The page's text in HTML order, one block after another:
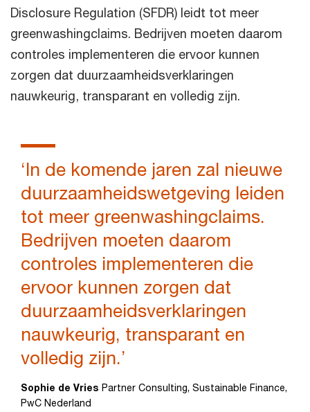
Disclosure Regulation (SFDR) leidt tot meer
greenwashingclaims. Bedrijven moeten daarom
controles implementeren die ervoor kunnen
zorgen dat duurzaamheidsverklaringen
nauwkeurig, transparant en volledig zijn.
‘In de komende jaren zal nieuwe
duurzaamheidswetgeving leiden
tot meer greenwashingclaims.
Bedrijven moeten daarom
controles implementeren die
ervoor kunnen zorgen dat
duurzaamheidsverklaringen
nauwkeurig, transparant en
volledig zijn.’
Sophie de Vries Partner Consulting, Sustainable Finance,
PwC Nederland